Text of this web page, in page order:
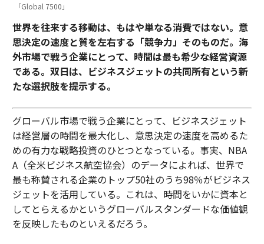
「Global 7500」
世界を往来する移動は、もはや単なる消費ではない。意
思決定の速度と質を左右する「競争力」そのものだ。海
外市場で戦う企業にとって、時間は最も希少な経営資源
である。双日は、ビジネスジェットの共同所有という新
たな選択肢を提示する。
グローバル市場で戦う企業にとって、ビジネスジェット
は経営層の時間を最大化し、意思決定の速度を高めるた
めの有力な戦略投資のひとつとなっている。事実、NBA
A（全米ビジネス航空協会）のデータによれば、世界で
最も称賛される企業のトップ50社のうち98％がビジネス
ジェットを活用している。これは、時間をいかに資本と
してとらえるかというグローバルスタンダードな価値観
を反映したものといえるだろう。